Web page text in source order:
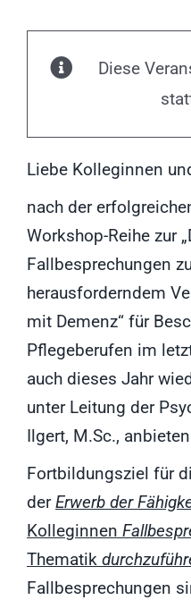
Diese
Liebe Kolleginnen
nach der
Workshop-Reihe zur
Fallbesprechungen
herausforderndem
mit Demenz“ für
Pflegeberufen im
auch dieses Jahr
unter Leitung der
Ilgert, M.Sc.,
Fortbildungsziel für
derErwerb der
Kolleginnen
Thematik
Fallbesprechungen